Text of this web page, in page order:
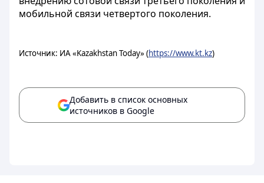
мобильной связи четвертого поколения.
Источник: ИА «Kazakhstan Today» (https://www.kt.kz)
Добавить в список основных
источников в Google